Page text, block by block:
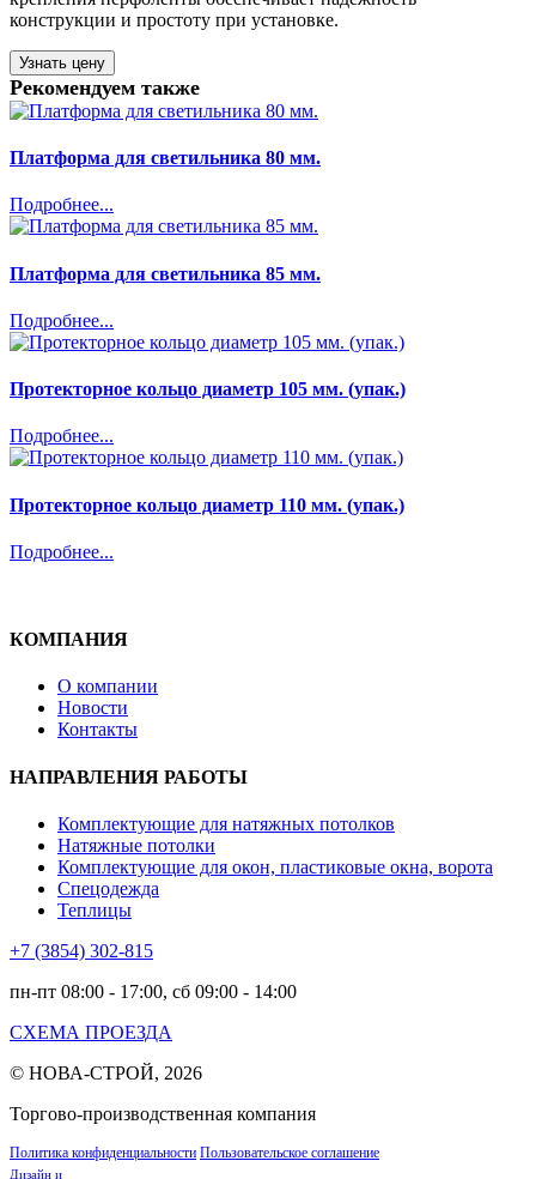
конструкции и простоту при установке.
Узнать цену
Рекомендуем также
Платформа для светильника 80 мм.
Подробнее...
Платформа для светильника 85 мм.
Подробнее...
Протекторное кольцо диаметр 105 мм. (упак.)
Подробнее...
Протекторное кольцо диаметр 110 мм. (упак.)
Подробнее...
КОМПАНИЯ
О компании
Новости
Контакты
НАПРАВЛЕНИЯ РАБОТЫ
Комплектующие для натяжных потолков
Натяжные потолки
Комплектующие для окон, пластиковые окна, ворота
Спецодежда
Теплицы
+7 (3854) 302-815
пн-пт 08:00 - 17:00, сб 09:00 - 14:00
СХЕМА ПРОЕЗДА
© НОВА-СТРОЙ, 2026
Торгово-производственная компания
Политика конфиденциальности Пользовательское соглашение
Дизайн и